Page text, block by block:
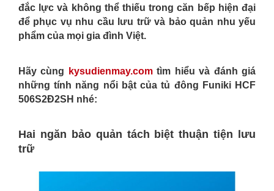
đắc lực và không thể thiếu trong căn bếp hiện đại
để phục vụ nhu cầu lưu trữ và bảo quản nhu yếu
phẩm của mọi gia đình Việt.
Hãy cùng kysudienmay.comtìm hiểu và đánh giá
những tính năng nổi bật của tủ đông Funiki HCF
506S2Đ2SH nhé:
Hai ngăn bảo quản tách biệt thuận tiện lưu
trữ